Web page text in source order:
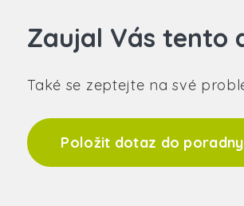
Zaujal Vás tento
Také se zeptejte na své
Položit dotaz do poradny